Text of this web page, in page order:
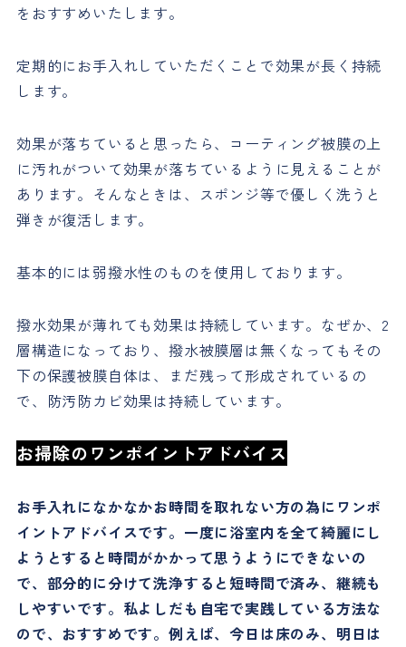
をおすすめいたします。
定期的にお手入れしていただくことで効果が長く持続
します。
効果が落ちていると思ったら、コーティング被膜の上
に汚れがついて効果が落ちているように見えることが
あります。そんなときは、スポンジ等で優しく洗うと
弾きが復活します。
基本的には弱撥水性のものを使用しております。
撥水効果が薄れても効果は持続しています。なぜか、2
層構造になっており、撥水被膜層は無くなってもその
下の保護被膜自体は、まだ残って形成されているの
で、防汚防カビ効果は持続しています。
お掃除のワンポイントアドバイス
お手入れになかなかお時間を取れない方の為にワンポ
イントアドバイスです。一度に浴室内を全て綺麗にし
ようとすると時間がかかって思うようにできないの
で、部分的に分けて洗浄すると短時間で済み、継続も
しやすいです。私よしだも自宅で実践している方法な
ので、おすすめです。例えば、今日は床のみ、明日は